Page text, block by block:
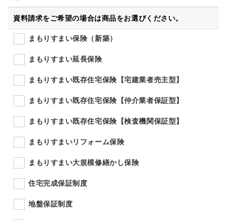
資料請求をご希望の場合は商品をお選びください。
まもりすまい保険（新築）
まもりすまい延長保険
まもりすまい既存住宅保険【宅建業者売主型】
まもりすまい既存住宅保険【仲介業者保証型】
まもりすまい既存住宅保険【検査機関保証型】
まもりすまいリフォーム保険
まもりすまい大規模修繕かし保険
住宅完成保証制度
地盤保証制度